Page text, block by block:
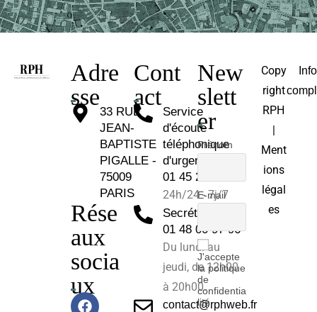
Adre
sse
33 RUE
JEAN-
BAPTISTE
PIGALLE -
75009
PARIS
Rése
aux
socia
ux
Cont
act
Service
d'écoute
téléphonique
d'urgence :
01 45 26 81 30
24h/24 - 7j/7
Secrétariat :
01 48 00 97 96
Du lundi au
jeudi, de 12h00
à 20h00.
contact@rphweb.fr
New
slett
er
Prénom
E-mail
J'accepte
la politique
de
confidentia
lité
Copy
right
RPH
Ment
ions
légal
es